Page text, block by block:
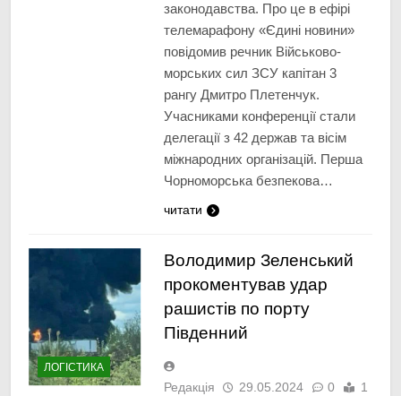
законодавства. Про це в ефірі
телемарафону «Єдині новини»
повідомив речник Військово-
морських сил ЗСУ капітан 3
рангу Дмитро Плетенчук.
Учасниками конференції стали
делегації з 42 держав та вісім
міжнародних організацій. Перша
Чорноморська безпекова…
читати
ЛОГІСТИКА
Володимир Зеленський
прокоментував удар
рашистів по порту
Південний
Редакція 29.05.2024 0 1